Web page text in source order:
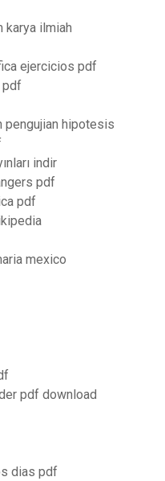
karya ilmiah
ejercicios pdf
pdf
pengujian hipotesis
indir
pdf
pdf
mexico
pdf download
dias pdf